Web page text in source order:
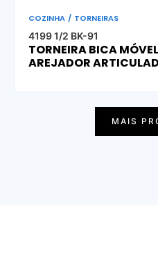
COZINHA / TORNEIRAS
4199 1/2 BK-91
TORNEIRA BICA
AREJADOR
MAIS